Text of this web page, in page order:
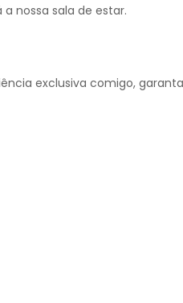
nossa sala de estar.
exclusiva comigo,